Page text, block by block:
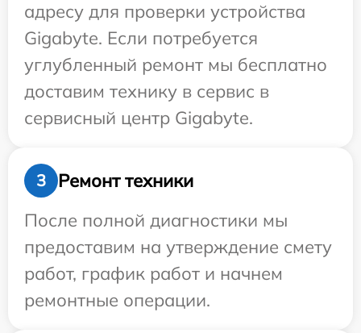
адресу для проверки устройства
Gigabyte. Если потребуется
углубленный ремонт мы бесплатно
доставим технику в сервис в
сервисный центр Gigabyte.
3
Ремонт техники
После полной диагностики мы
предоставим на утверждение смету
работ, график работ и начнем
ремонтные операции.